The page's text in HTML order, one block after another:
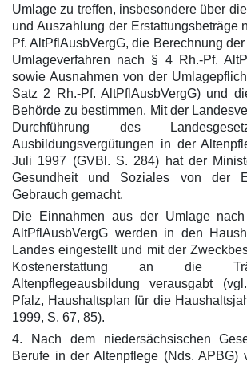
Umlage zu treffen, insbesondere über
und Auszahlung der Erstattungsbeträge
Pf. AltPflAusbVergG, die Berechnung
Umlageverfahren nach § 4 Rh.-Pf.
sowie Ausnahmen von der
Satz 2 Rh.-Pf. AltPflAusbVergG) und
Behörde zu bestimmen. Mit der
Durchführung des
Ausbildungsvergütungen in der
Juli 1997 (GVBl. S. 284) hat der
Gesundheit und Soziales von der
Gebrauch gemacht.
Die Einnahmen aus der Umlage
AltPflAusbVergG werden in den
Landes eingestellt und mit der
Kostenerstattung an die
Altenpflegeausbildung verausgabt
Pfalz, Haushaltsplan für die
1999, S. 67, 85).
4. Nach dem niedersächsischen
Berufe in der Altenpflege (Nds. APBG)